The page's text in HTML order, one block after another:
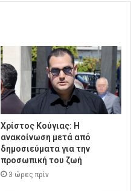
Χρίστος Κούγιας: Η
ανακοίνωση μετά από
δημοσιεύματα για την
προσωπική του ζωή
3 ώρες πρίν